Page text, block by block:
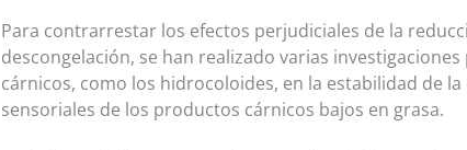
Para contrarrestar los efectos perjudiciales de la
descongelación, se han realizado varias
cárnicos, como los hidrocoloides, en la estabilidad de
sensoriales de los productos cárnicos bajos en grasa.